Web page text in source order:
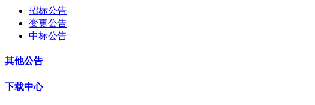
招标公告
变更公告
中标公告
其他公告
下载中心